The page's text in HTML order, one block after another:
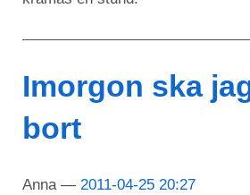
Imorgon ska
bort
Anna 2011-04-25 20:27